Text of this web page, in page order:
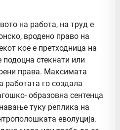
на работа, на труд е
вродено право на
кое е претходница на
подоцна стекнати или
права. Максимата
работата го создала
образовна сентенца
туку реплика на
еволуција.